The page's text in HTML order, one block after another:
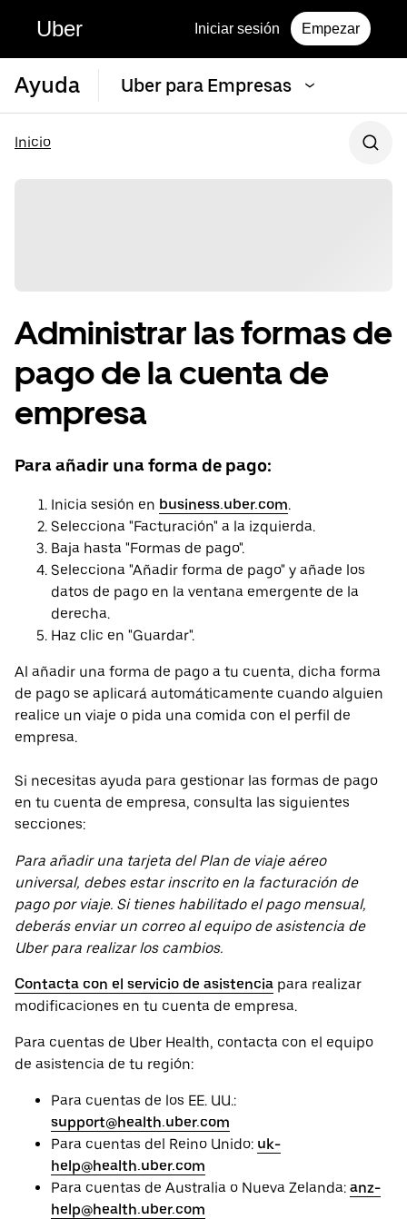
Uber Iniciar sesión Empezar
Ayuda Uber para Empresas
Inicio
Administrar las formas de
pago de la cuenta de
empresa
Para añadir una forma de pago:
Inicia sesión en business.uber.com.
Selecciona "Facturación" a la izquierda.
Baja hasta "Formas de pago".
Selecciona "Añadir forma de pago" y añade los
datos de pago en la ventana emergente de la
derecha.
Haz clic en "Guardar".
Al añadir una forma de pago a tu cuenta, dicha forma
de pago se aplicará automáticamente cuando alguien
realice un viaje o pida una comida con el perfil de
empresa.
Si necesitas ayuda para gestionar las formas de pago
en tu cuenta de empresa, consulta las siguientes
secciones:
Para añadir una tarjeta del Plan de viaje aéreo
universal, debes estar inscrito en la facturación de
pago por viaje. Si tienes habilitado el pago mensual,
deberás enviar un correo al equipo de asistencia de
Uber para realizar los cambios.
Contacta con el servicio de asistencia para realizar
modificaciones en tu cuenta de empresa.
Para cuentas de Uber Health, contacta con el equipo
de asistencia de tu región:
Para cuentas de los EE. UU.:
support@health.uber.com
Para cuentas del Reino Unido: uk-
help@health.uber.com
Para cuentas de Australia o Nueva Zelanda: anz-
help@health.uber.com